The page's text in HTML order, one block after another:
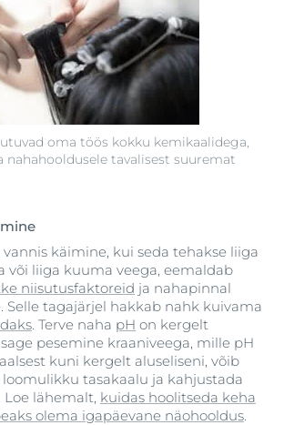
oma töös kokku kemikaalidega,
nahahooldusele tavalisest suuremat
käimine, kui seda tehakse liiga
või liiga kuuma veega, eemaldab
niisutusfaktoreid ja nahapinnal
Selle tagajärjel hakkab nahk kuivama
. Terve naha pH on kergelt
pesemine kraaniveega, mille pH
kuni kergelt aluseliseni, võib
tasakaalu ja kahjustada
. Loe lähemalt, kuidas hoolitseda keha
olema igapäevane näohooldus.